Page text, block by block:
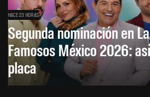
HACE 23 HORAS
Segunda nominación en
Famosos México 2026:
placa